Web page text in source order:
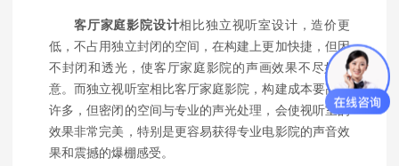
客厅家庭影院设计相比独立视听室设计，造价更
低，不占用独立封闭的空间，在构建上更加快捷，但因
不封闭和透光，使客厅家庭影院的声画效果不尽如人
意。而独立视听室相比客厅家庭影院，构建成本要高出
许多，但密闭的空间与专业的声光处理，会使视听室的
效果非常完美，特别是更容易获得专业电影院的声音效
果和震撼的爆棚感受。